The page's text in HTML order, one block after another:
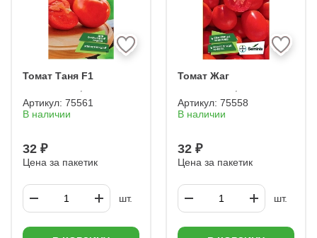
Томат Таня F1
Артикул: 75561
В наличии
32 ₽
Цена за пакетик
шт.
Томат Жаг
Артикул: 75558
В наличии
32 ₽
Цена за пакетик
шт.